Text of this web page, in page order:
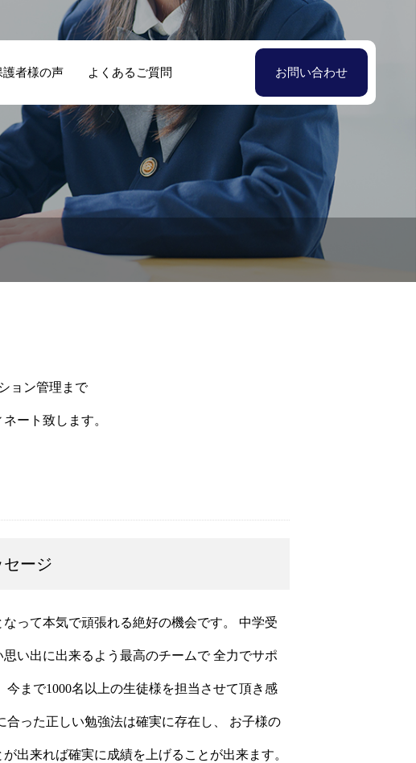
護者様の声 よくあるご質問 お問い合わせ
ョン管理まで
ート致します。
ージ
って本気で頑張れる絶好の機会です。 中学受
い出に出来るよう最高のチームで 全力でサポ
今まで1000名以上の生徒様を担当させて頂き感
合った正しい勉強法は確実に存在し、 お子様の
出来れば確実に成績を上げることが出来ます。